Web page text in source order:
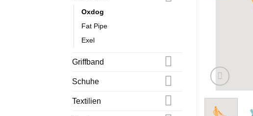
Oxdog
Fat Pipe
Exel
Griffband
Schuhe
Textilien